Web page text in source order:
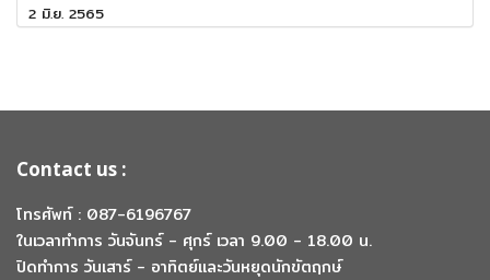
2 มิ.ย. 2565
Contact us :
โทรศัพท์ : 087-6196767
ในเวลาทำการ วันจันทร์ - ศุกร์ เวลา 9.00 - 18.00 น.
ปิดทำการ วันเสาร์ - อาทิตย์และวันหยุดนักขัตฤกษ์